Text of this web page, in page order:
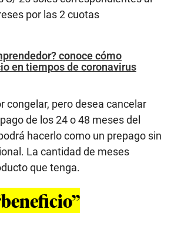
por las 2 cuotas
conoce cómo
en tiempos de coronavirus
congelar, pero desea cancelar
de los 24 o 48 meses del
hacerlo como un prepago sin
La cantidad de meses
que tenga.